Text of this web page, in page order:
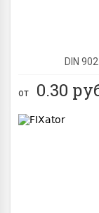
DIN
от 0.30